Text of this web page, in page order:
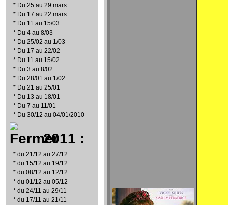
* Du 25 au 29 mars
* Du 17 au 22 mars
* Du 11 au 15/03
* Du 4 au 8/03
* Du 25/02 au 1/03
* Du 17 au 22/02
* Du 11 au 15/02
* Du 3 au 8/02
* Du 28/01 au 1/02
* Du 21 au 25/01
* Du 13 au 18/01
* Du 7 au 11/01
* Du 30/12 au 04/01/2010
2011 :
* du 21/12 au 27/12
* du 15/12 au 19/12
* du 08/12 au 12/12
* du 01/12 au 05/12
* du 24/11 au 29/11
* du 17/11 au 21/11